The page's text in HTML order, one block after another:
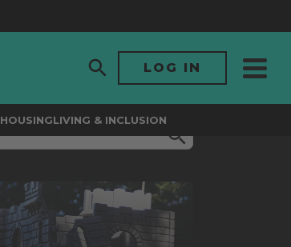
LOG IN
HOUSINGLIVING & INCLUSION